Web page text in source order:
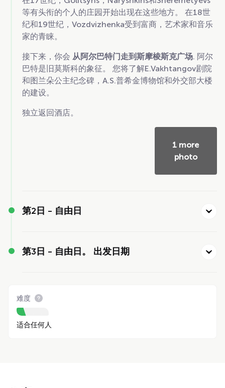
等有头衔的个人的庄园开始出现在这些地方。 在18世
纪和19世纪，Vozdvizhenka受到富商，艺术家和音乐
家的青睐。
接下来，你会 从阿尔巴特门走到斯摩棱斯克广场. 阿尔
巴特是旧莫斯科的象征。 您将了解E.Vakhtangov剧院
和图兰朵公主纪念碑，A.S.普希金博物馆和外交部大楼
的建设。
独立返回酒店。
1 more
photo
第2日 - 自由日
第3日 - 自由日。 出发日期
难度
适合任何人